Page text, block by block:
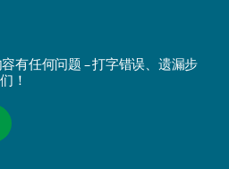
有任何问题 – 打字错误、遗漏步
！